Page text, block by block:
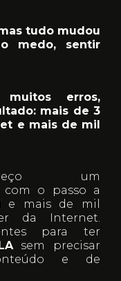
tudo mudou
medo, sentir
erros,
mais de 3
e mais de mil
um
com o passo a
e mais de mil
da Internet.
para ter
sem precisar
e de